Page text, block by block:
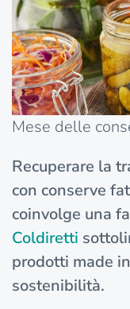
Mese delle
Recuperare la
con conserve
coinvolge una
Coldiretti
prodotti made
sostenibilità.